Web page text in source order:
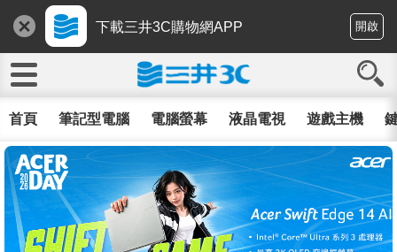
下載三井3C購物網APP 開啟
首頁 筆記型電腦 電腦螢幕 液晶電視 遊戲主機